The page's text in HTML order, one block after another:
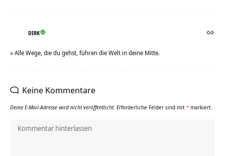
DIRK
» Alle Wege, die du gehst, führen die Welt in deine Mitte.
Keine Kommentare
Deine E-Mail-Adresse wird nicht veröffentlicht. Erforderliche Felder sind mit * markiert.